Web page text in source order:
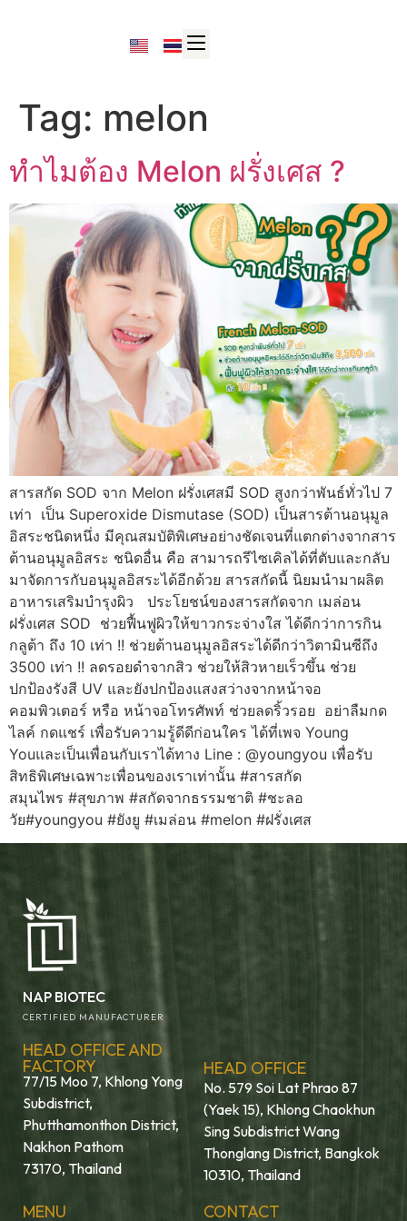
Tag: melon
ทำไมต้อง Melon ฝรั่งเศส ?
สารสกัด SOD จาก Melon ฝรั่งเศสมี SOD สูงกว่าพันธ์ทั่วไป 7
เท่า เป็น Superoxide Dismutase (SOD) เป็นสารต้านอนุมูล
อิสระชนิดหนึ่ง มีคุณสมบัติพิเศษอย่างชัดเจนที่แตกต่างจากสาร
ต้านอนุมูลอิสระ ชนิดอื่น คือ สามารถรีไซเคิลได้ที่ตับและกลับ
มาจัดการกับอนุมูลอิสระได้อีกด้วย สารสกัดนี้ นิยมนำมาผลิต
อาหารเสริมบำรุงผิว ประโยชน์ของสารสกัดจาก เมล่อน
ฝรั่งเศส SOD ช่วยฟื้นฟูผิวให้ขาวกระจ่างใส ได้ดีกว่าการกิน
กลูต้า ถึง 10 เท่า !! ช่วยต้านอนุมูลอิสระได้ดีกว่าวิตามินซีถึง
3500 เท่า !! ลดรอยดำจากสิว ช่วยให้สิวหายเร็วขึ้น ช่วย
ปกป้องรังสี UV และยังปกป้องแสงสว่างจากหน้าจอ
คอมพิวเตอร์ หรือ หน้าจอโทรศัพท์ ช่วยลดริ้วรอย อย่าลืมกด
ไลค์ กดแชร์ เพื่อรับความรู้ดีดีก่อนใคร ได้ที่เพจ Young
Youและเป็นเพื่อนกับเราได้ทาง Line : @youngyou เพื่อรับ
สิทธิพิเศษเฉพาะเพื่อนของเราเท่านั้น #สารสกัด
สมุนไพร #สุขภาพ #สกัดจากธรรมชาติ #ชะลอ
วัย#youngyou #ยังยู #เมล่อน #melon #ฝรั่งเศส
NAP BIOTEC
CERTIFIED MANUFACTURER
HEAD OFFICE AND
FACTORY
77/15 Moo 7, Khlong Yong
Subdistrict,
Phutthamonthon District,
Nakhon Pathom
73170, Thailand
HEAD OFFICE
No. 579 Soi Lat Phrao 87
(Yaek 15), Khlong Chaokhun
Sing Subdistrict Wang
Thonglang District, Bangkok
10310, Thailand
MENU CONTACT